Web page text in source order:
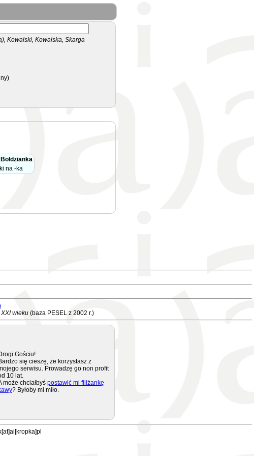
Kowalski, Kowalska, Skarga
na -ka
wieku(baza PESEL z 2002 r.)
Gościu!
się cieszę, że korzystasz z
serwisu. Prowadzę go non profit
10 lat.
może chciałbyś postawić mi filiżankę
? Byłoby mi miło.